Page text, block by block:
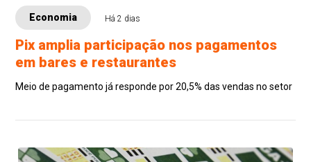
Economia Há 2 dias
Pix amplia participação nos pagamentos
em bares e restaurantes
Meio de pagamento já responde por 20,5% das vendas no setor